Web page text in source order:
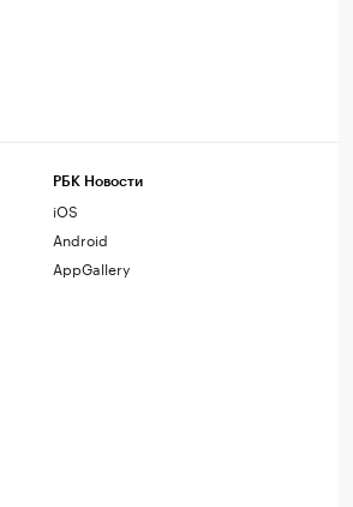
РБК Новости
iOS
Android
AppGallery